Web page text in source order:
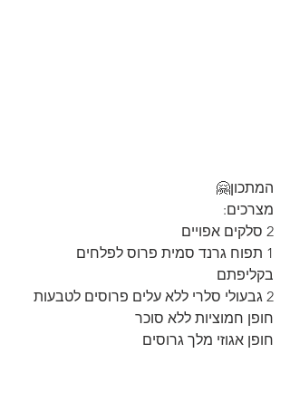
המתכון🤗
מצרכים:
2 סלקים אפויים
1 תפוח גרנד סמית פרוס לפלחים
בקליפתם
2 גבעולי סלרי ללא עלים פרוסים לטבעות
חופן חמוציות ללא סוכר
חופן אגוזי מלך גרוסים